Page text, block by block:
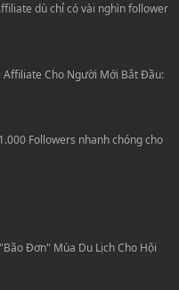
dù chỉ có vài nghìn follower
Affiliate Cho Người Mới Bắt Đầu:
Followers nhanh chóng cho
Đơn" Mùa Du Lịch Cho Hội